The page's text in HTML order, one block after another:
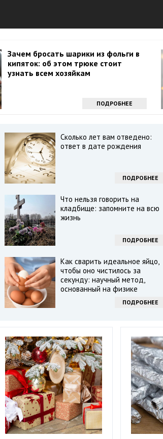
Зачем бросать шарики из фольги в
кипяток: об этом трюке стоит
узнать всем хозяйкам
ПОДРОБНЕЕ
Сколько лет вам отведено:
ответ в дате рождения
ПОДРОБНЕЕ
Что нельзя говорить на
кладбище: запомните на всю
жизнь
ПОДРОБНЕЕ
Как сварить идеальное яйцо,
чтобы оно чистилось за
секунду: научный метод,
основанный на физике
ПОДРОБНЕЕ